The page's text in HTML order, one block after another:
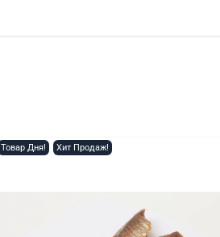
Товар Дня! Хит Продаж!